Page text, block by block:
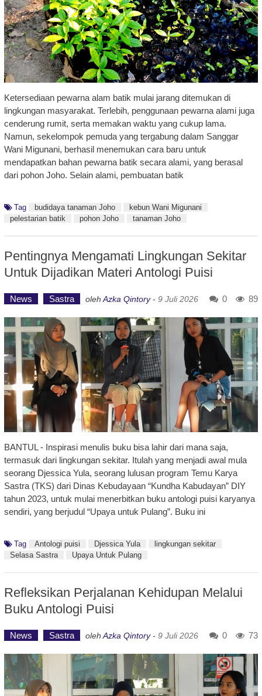
Ketersediaan pewarna alam batik mulai jarang ditemukan di
lingkungan masyarakat. Terlebih, penggunaan pewarna alami juga
cenderung rumit, serta memakan waktu yang cukup lama.
Namun, sekelompok pemuda yang tergabung dalam Sanggar
Wani Migunani, berhasil menemukan cara baru untuk
mendapatkan bahan pewarna batik secara alami, yang berasal
dari pohon Joho. Selain alami, pembuatan batik
Tag budidaya tanaman Joho
kebun Wani Migunani
pelestarian batik
pohon Joho tanaman Joho
Pentingnya Mengamati Lingkungan Sekitar
Untuk Dijadikan Materi Antologi Puisi
News Sastra olehAzka Qintory- 9 Juli 2026 0 89
BANTUL - Inspirasi menulis buku bisa lahir dari mana saja,
termasuk dari lingkungan sekitar. Itulah yang menjadi awal mula
seorang Djessica Yula, seorang lulusan program Temu Karya
Sastra (TKS) dari Dinas Kebudayaan “Kundha Kabudayan” DIY
tahun 2023, untuk mulai menerbitkan buku antologi puisi karyanya
sendiri, yang berjudul “Upaya untuk Pulang”. Buku ini
Tag Antologi puisi Djessica Yula
lingkungan sekitar
Selasa Sastra
Upaya Untuk Pulang
Refleksikan Perjalanan Kehidupan Melalui
Buku Antologi Puisi
News Sastra oleh Azka Qintory- 9 Juli 2026 0 73